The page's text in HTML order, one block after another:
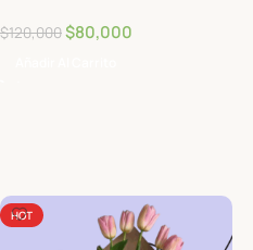
$120,000$80,000
HOT